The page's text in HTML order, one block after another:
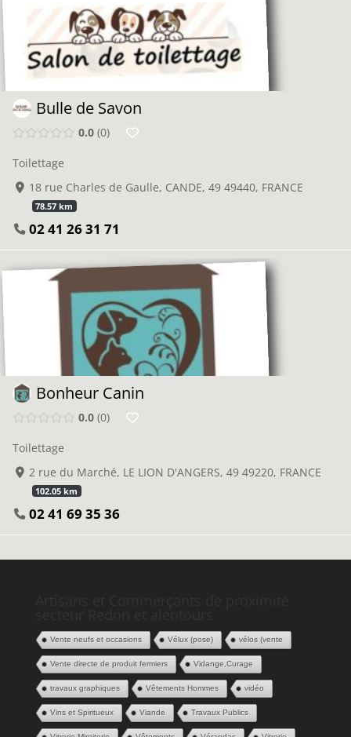
Bulle de Savon
0.0 0
Toilettage
18 rue Charles de Gaulle, CANDE, 49 49440, FRANCE
78.57 km
02 41 26 31 71
Bonheur Canin
0.0 0
Toilettage
2 rue du Marché, LE LION D'ANGERS, 49 49220, FRANCE
102.05 km
02 41 69 35 36
Vente neufs et occasions Vélux (pose) vélos (vente
Vente directe de produit fermiers Vidange,Curage
travaux graphiques Vêtements Hommes vidéo
Vins et Spiritueux Viande Travaux Publics